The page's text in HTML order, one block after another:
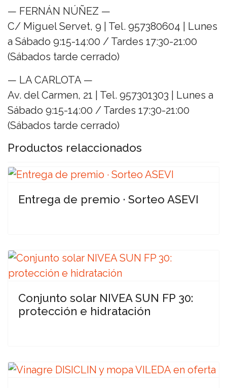
— FERNÁN NÚÑEZ —
C/ Miguel Servet, 9 | Tel. 957380604 | Lunes
a Sábado 9:15-14:00 / Tardes 17:30-21:00
(Sábados tarde cerrado)
— LA CARLOTA —
Av. del Carmen, 21 | Tel. 957301303 | Lunes a
Sábado 9:15-14:00 / Tardes 17:30-21:00
(Sábados tarde cerrado)
Productos relaccionados
Entrega de premio · Sorteo ASEVI
Conjunto solar NIVEA SUN FP 30:
protección e hidratación